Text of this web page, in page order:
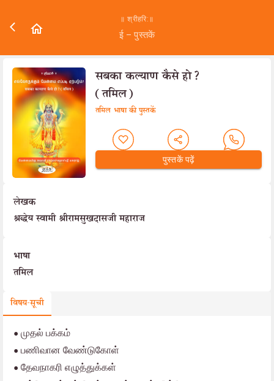
॥ श्रीहरि:॥
ई – पुस्तकें
सबका कल्याण कैसे होॽ
(तमिल)
तमिल भाषा की पुस्तकें
पुस्तकें पढ़ें
लेखक
श्रद्धेय स्वामी श्रीरामसुखदासजी महाराज
भाषा
तमिल
विषय-सूची
• முதல் பக்கம்
• பணிவான வேண்டுகோள்
• தேவநாகரி எழுத்துக்கள்